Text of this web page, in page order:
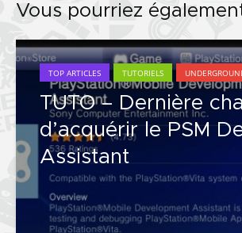
Vous pourriez
TOP ARTICLES TUTORIELS
TUTO – Dernière
d’acquérir le PSM
Assistant